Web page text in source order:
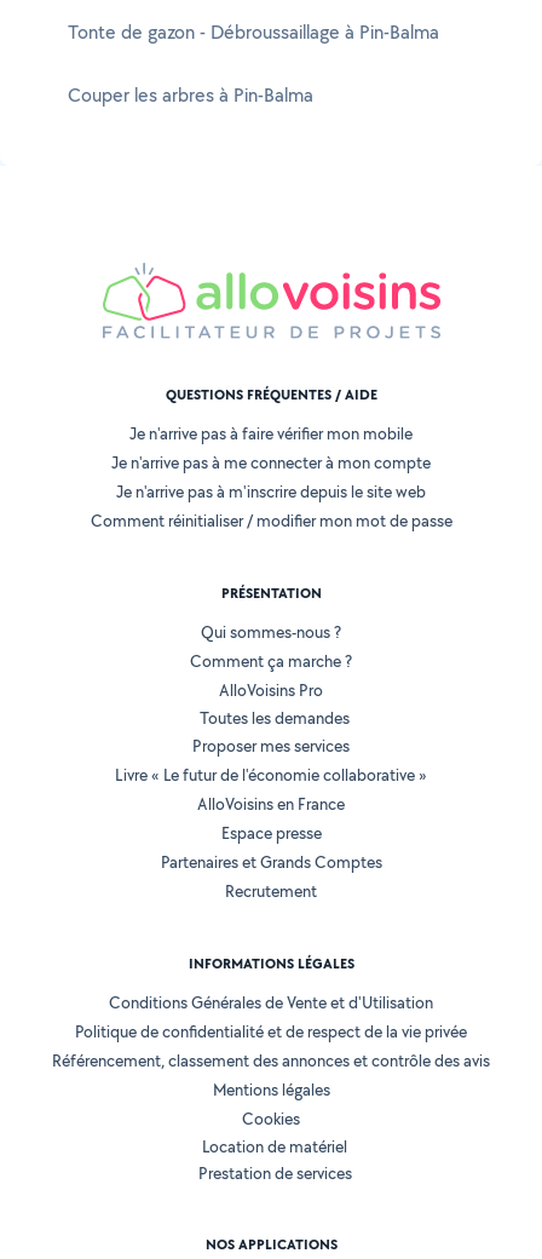
Tonte de gazon - Débroussaillage à Pin-Balma
Couper les arbres à Pin-Balma
QUESTIONS FRÉQUENTES / AIDE
Je n'arrive pas à faire vérifier mon mobile
Je n'arrive pas à me connecter à mon compte
Je n'arrive pas à m'inscrire depuis le site web
Comment réinitialiser / modifier mon mot de passe
PRÉSENTATION
Qui sommes-nous ?
Comment ça marche ?
AlloVoisins Pro
Toutes les demandes
Proposer mes services
Livre « Le futur de l'économie collaborative »
AlloVoisins en France
Espace presse
Partenaires et Grands Comptes
Recrutement
INFORMATIONS LÉGALES
Conditions Générales de Vente et d'Utilisation
Politique de confidentialité et de respect de la vie privée
Référencement, classement des annonces et contrôle des avis
Mentions légales
Cookies
Location de matériel
Prestation de services
NOS APPLICATIONS